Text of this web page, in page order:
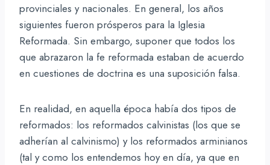
provinciales y nacionales. En general, los años
siguientes fueron prósperos para la Iglesia
Reformada. Sin embargo, suponer que todos los
que abrazaron la fe reformada estaban de acuerdo
en cuestiones de doctrina es una suposición falsa.
En realidad, en aquella época había dos tipos de
reformados: los reformados calvinistas (los que se
adherían al calvinismo) y los reformados arminianos
(tal y como los entendemos hoy en día, ya que en